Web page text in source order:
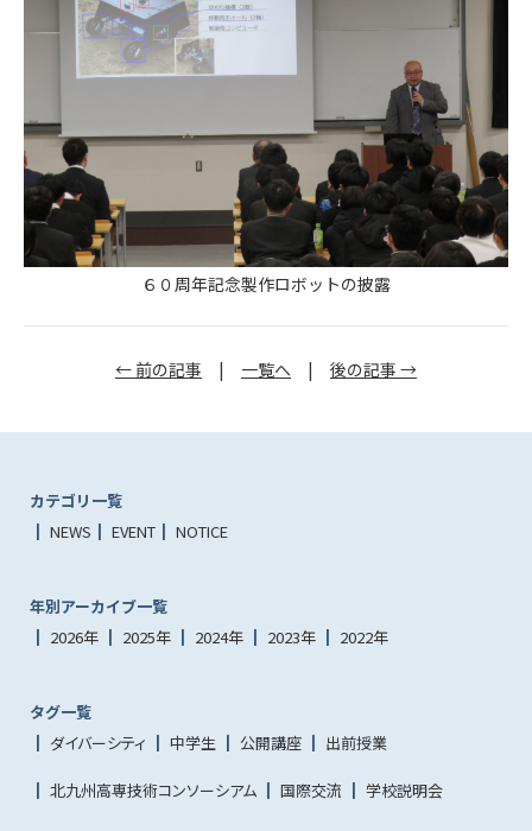
６０周年記念製作ロボットの披露
← 前の記事 | 一覧へ | 後の記事 →
カテゴリ一覧
NEWS
EVENT NOTICE
年別アーカイブ一覧
2026年
2025年 2024年 2023年 2022年
タグ一覧
ダイバーシティ
中学生 公開講座 出前授業
北九州高専技術コンソーシアム 国際交流 学校説明会